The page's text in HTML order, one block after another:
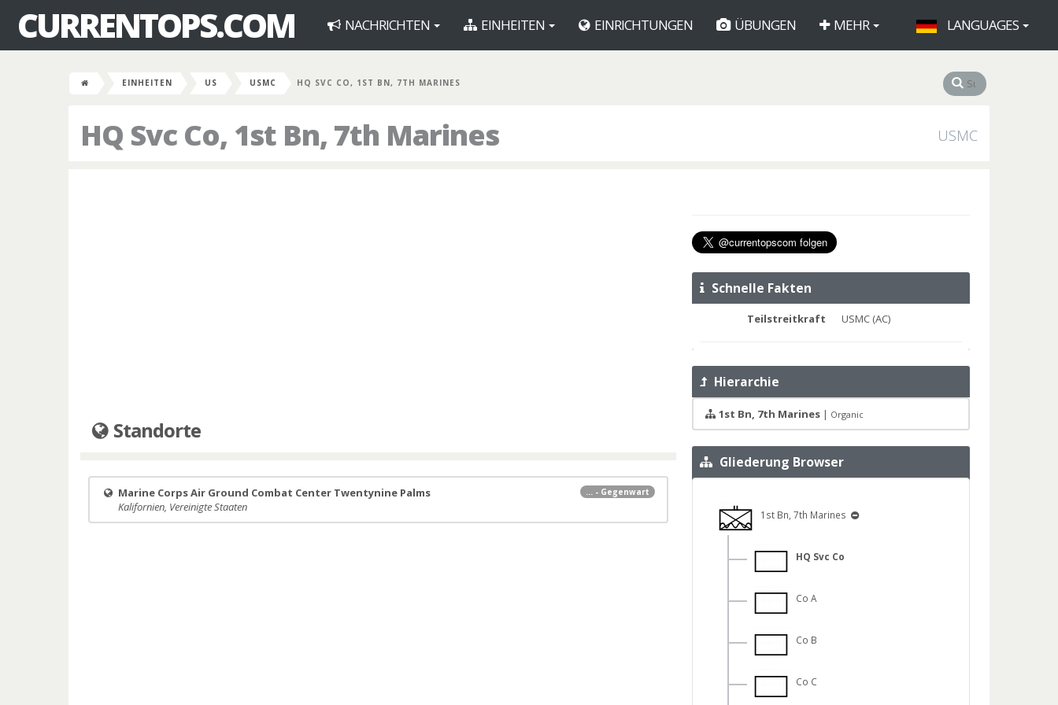
CURRENTOPS.COM NACHRICHTEN EINHEITEN EINRICHTUNGEN ÜBUNGEN MEHR LANGUAGES
EINHEITEN US USMC HQ SVC CO, 1ST BN, 7TH MARINES
HQ Svc Co, 1st Bn, 7th Marines USMC
Standorte
... - Gegenwart
Marine Corps Air Ground Combat Center Twentynine Palms
Kalifornien, Vereinigte Staaten
Schnelle Fakten
Teilstreitkraft USMC (AC)
Hierarchie
1st Bn, 7th Marines| Organic
Gliederung Browser
1st Bn, 7th Marines
HQ Svc Co
Co A
Co B
Co C